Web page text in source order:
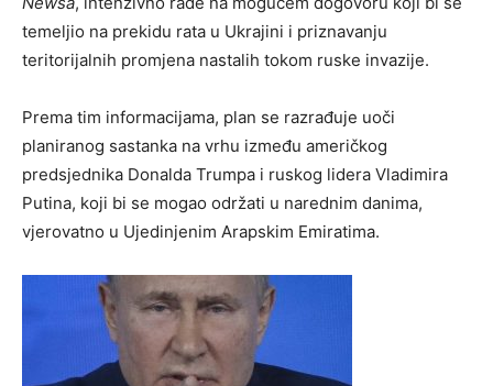
temeljio na prekidu rata u Ukrajini i priznavanju
teritorijalnih promjena nastalih tokom ruske invazije.
Prema tim informacijama, plan se razrađuje uoči
planiranog sastanka na vrhu između američkog
predsjednika Donalda Trumpa i ruskog lidera Vladimira
Putina, koji bi se mogao održati u narednim danima,
vjerovatno u Ujedinjenim Arapskim Emiratima.